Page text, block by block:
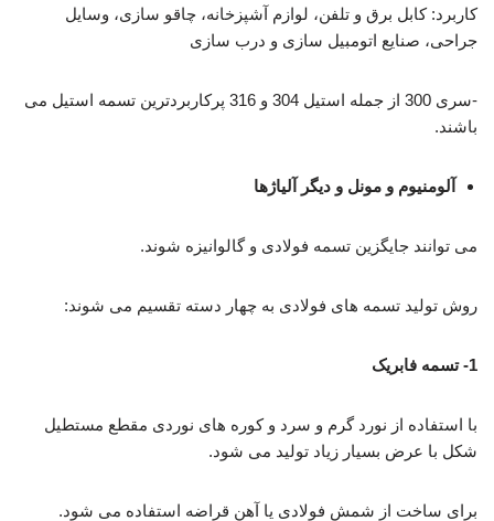
کاربرد: کابل برق و تلفن، لوازم آشپزخانه، چاقو سازی، وسایل
جراحی، صنایع اتومبیل سازی و درب سازی
-سری 300 از جمله استیل 304 و 316 پرکاربردترین تسمه استیل می
باشند.
آلومنیوم و مونل و دیگر آلیاژها
می توانند جایگزین تسمه فولادی و گالوانیزه شوند.
روش تولید تسمه های فولادی به چهار دسته تقسیم می شوند:
1- تسمه فابریک
با استفاده از نورد گرم و سرد و کوره های نوردی مقطع مستطیل
شکل با عرض بسیار زیاد تولید می شود.
برای ساخت از شمش فولادی یا آهن قراضه استفاده می شود.